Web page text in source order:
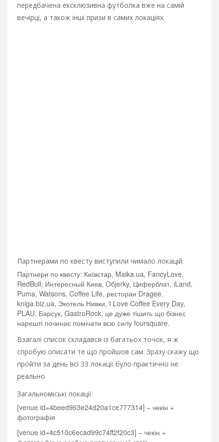
передбачена ексклюзивна футболка вже на самій
вечірці, а також інші призи в самих локаціях.
Партнерами по квесту виступили чимало локацій.
Партнери по квесту: Київстар, Maika.ua, FancyLove,
RedBull, Интересный Киев, Oбjerky, Циферблат, iLand,
Puma, Watsons, Coffee Life, ресторан Dragee,
kniga.biz.ua, Экотель Нивки, I Love Coffee Every Day,
PLAU, Барсук, GastroRock, це дуже тішить що бізнес
нарешті починає помічати всю силу foursquare.
Взагалі список складався із багатьох точок, я ж
спробую описати те що пройшов сам. Зразу скажу що
пройти за день всі 33 локації було практично не
реально.
Загальноміські локації:
[venue id=4beed963e24d20a1ce777314] – чекін +
фотографія
[venue id=4c510c6ecad99c74ff2f20c3] – чекін +